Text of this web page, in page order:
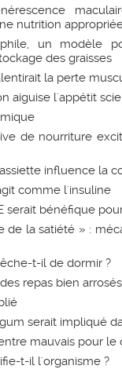
nutrition
un modèle
des graisses
la perte
aiguise l'appétit
de nourriture
influence la
comme l'insuline
serait bénéfique
de la satiété » :
t-il de dormir ?
repas bien
serait impliqué
mauvais pour le
t-il l'organisme ?